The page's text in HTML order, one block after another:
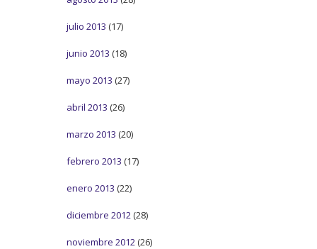
julio 2013 (17)
junio 2013 (18)
mayo 2013 (27)
abril 2013 (26)
marzo 2013 (20)
febrero 2013 (17)
enero 2013 (22)
diciembre 2012 (28)
noviembre 2012 (26)